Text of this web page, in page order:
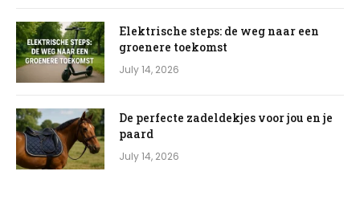
Elektrische steps: de weg naar een
groenere toekomst
July 14, 2026
De perfecte zadeldekjes voor jou en je
paard
July 14, 2026